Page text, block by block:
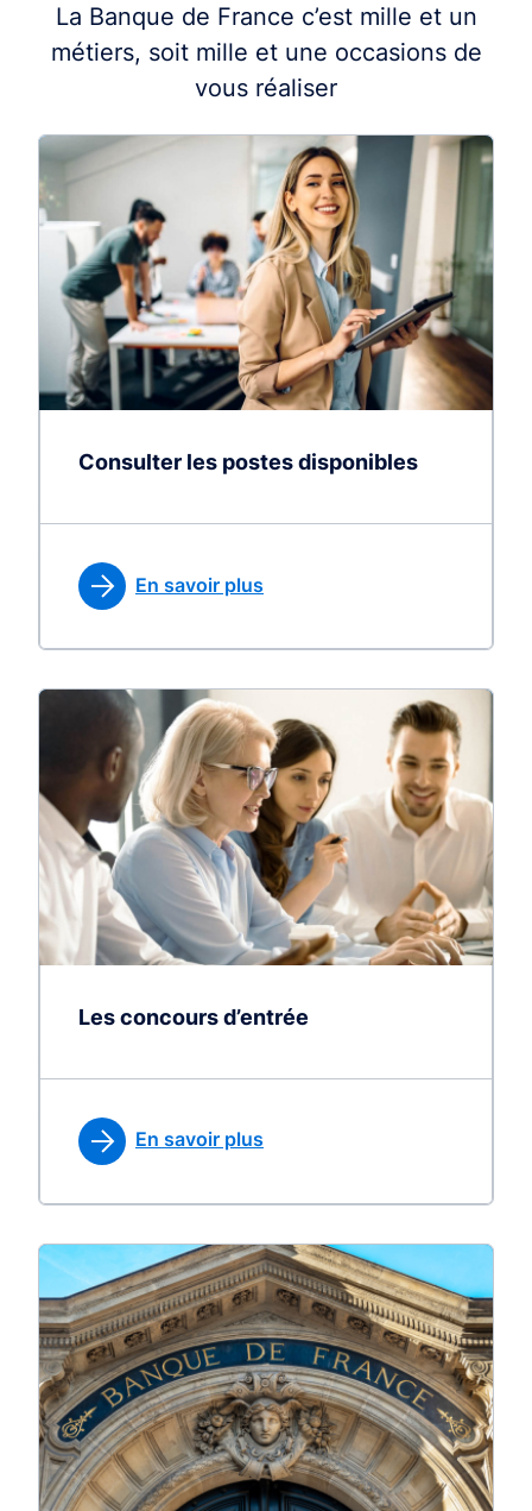
La Banque de France c’est mille et un
métiers, soit mille et une occasions de
vous réaliser
Consulter les postes disponibles
En savoir plus
Les concours d’entrée
En savoir plus